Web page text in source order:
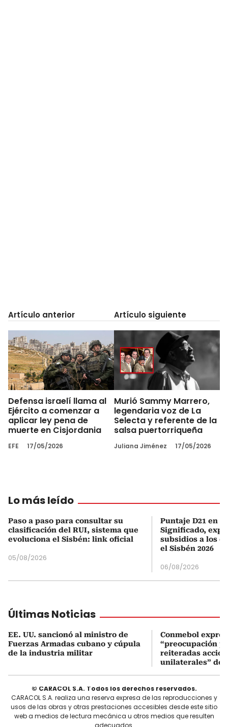
Artículo anterior
Defensa israelí llama al
Ejército a comenzar a
aplicar ley pena de
muerte en Cisjordania
EFE 17/05/2026
Artículo siguiente
Murió Sammy Marrero,
legendaria voz de La
Selecta y referente de la
salsa puertorriqueña
Juliana Jiménez 17/05/2026
Lo más leído
Paso a paso para consultar su
clasificación del RUI, sistema que
evoluciona el Sisbén: link oficial
05/08/2026
Puntaje D21 en
Significado,
subsidios a los
el Sisbén 2026
06/08/2026
Últimas Noticias
EE. UU. sancionó al ministro de
Fuerzas Armadas cubano y cúpula
de la industria militar
Conmebol
“preocupación
reiteradas
unilaterales” de
© CARACOL S.A. Todos los derechos reservados.
CARACOL S.A. realiza una reserva expresa de las reproducciones y
usos de las obras y otras prestaciones accesibles desde este sitio
web a medios de lectura mecánica u otros medios que resulten
adecuados.